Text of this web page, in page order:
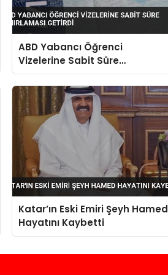
ABD Yabancı Öğrenci
Vizelerine Sabit Süre
Sınırlaması Getirdi
Katar’ın Eski Emiri Şeyh Hamed
Hayatını Kaybetti